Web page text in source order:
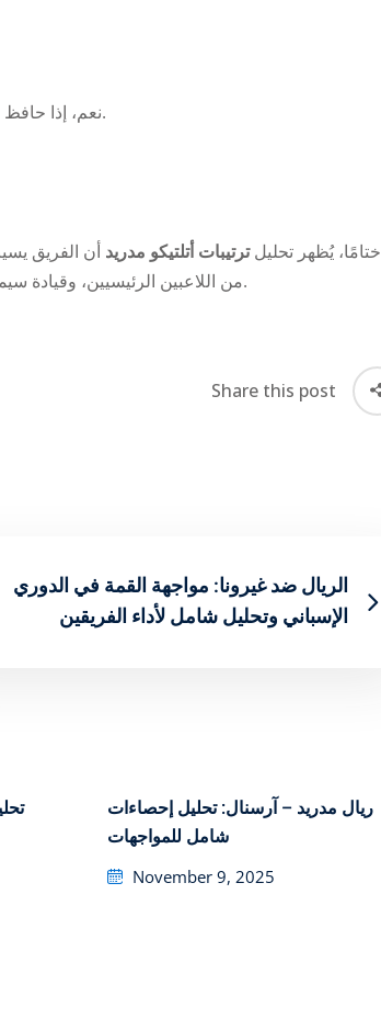
نعم، إذا حافظ الفريق على استقراره الفني ونجح في تحقيق نتائج إيجابية أمام الفرق الكبرى.
ختامًا، يُظهر تحليلترتيبات أتلتيكو مدريد أن الفريق
من اللاعبين الرئيسيين، وقيادة سيميوني الحازمة، يبقى أتلتيكو مدريد منافسًا شرسًا لا يمكن تجاهله في سباق الليغا.
Share this post
الريال ضد غيرونا: مواجهة القمة في الدوري
الإسباني وتحليل شامل لأداء الفريقين
إحصاءات ‎ريال مدريد – آرسنال: تحليل
شامل للمواجهات
Posted
November 9, 2025